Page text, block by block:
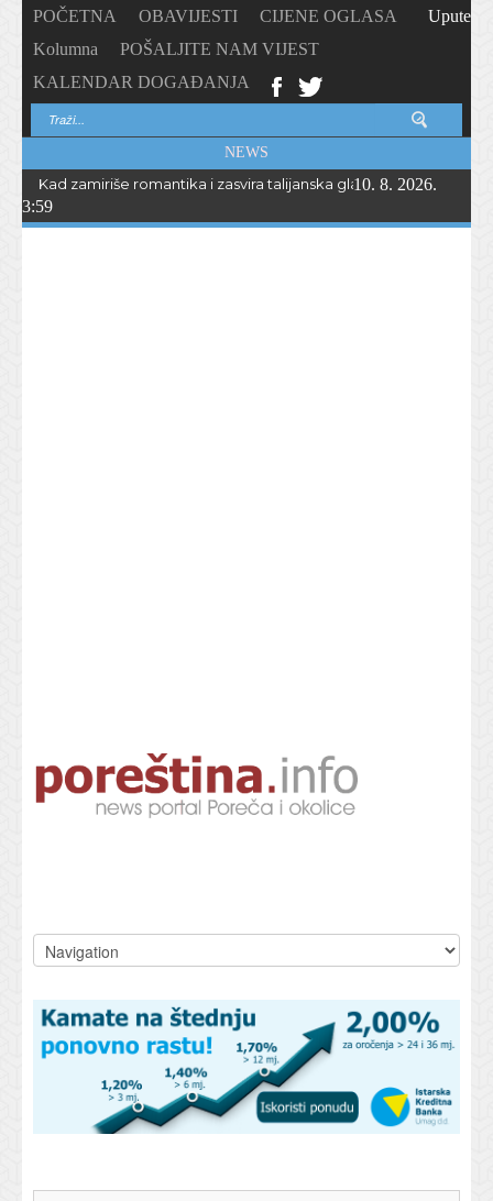
POČETNA OBAVIJESTI
CIJENE OGLASA
Kolumna
POŠALJITE NAM VIJEST
KALENDAR DOGAĐANJA
Upute
NEWS
Kad zamiriše romantika i zasvira talijanska glazba… Peta „Serata
10. 8. 2026.
3:59